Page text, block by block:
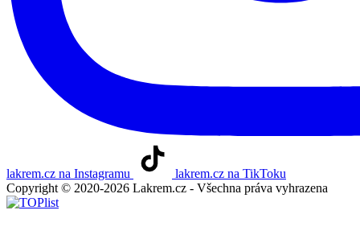
lakrem.cz na Instagramu
lakrem.cz na TikToku
Copyright © 2020-2026 Lakrem.cz - Všechna práva vyhrazena